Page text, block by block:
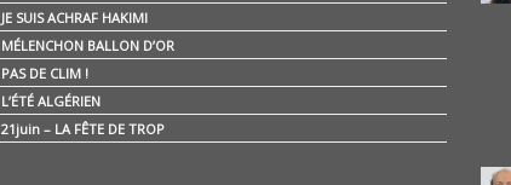
JE SUIS ACHRAF HAKIMI
MÉLENCHON BALLON D’OR
PAS DE CLIM !
L’ÉTÉ ALGÉRIEN
21juin – LA FÊTE DE TROP